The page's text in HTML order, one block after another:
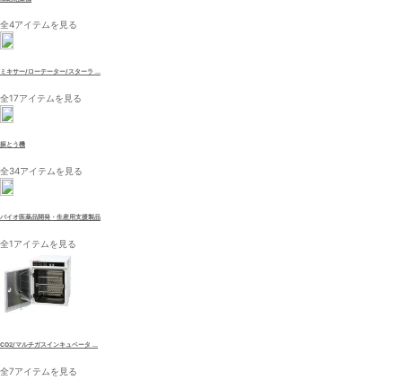
全4アイテムを見る
ミキサー/ローテーター/スターラ ...
全17アイテムを見る
振とう機
全34アイテムを見る
バイオ医薬品開発・生産用支援製品
全1アイテムを見る
CO2/マルチガスインキュベータ ...
全7アイテムを見る